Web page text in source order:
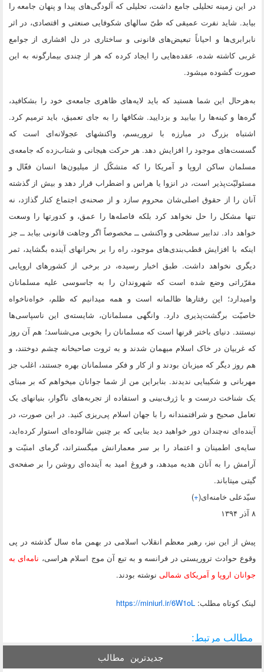
در این زمینه تحلیلی جامع داشت، تحلیلی که آلودگی‌های پیدا و پنهان جامعه را
بیابد. شاید نفرت عمیقی که طیّ سالهای شکوفایی صنعتی و اقتصادی، در اثر
نابرابری‌ها و احیاناً تبعیض‌های قانونی و ساختاری در دل اقشاری از جوامع
غربی کاشته شده، عقده‌هایی را ایجاد کرده که هر از چندی بیمارگونه به این
صورت گشوده میشود.
به‌هرحال این شما هستید که باید لایه‌های ظاهری جامعه‌ی خود را بشکافید،
گره‌ها و کینه‌ها را بیابید و بزدایید. شکافها را به جای تعمیق، باید ترمیم کرد.
اشتباه بزرگ در مبارزه با تروریسم، واکنشهای عجولانه‌‌ای است که
گسست‌های موجود را افزایش دهد. هر حرکت هیجانی و شتاب‌زده که جامعه‌ی
مسلمان ساکن اروپا و آمریکا را که متشکّل از میلیون‌ها انسان فعّال و
مسئولیّت‌پذیر است، در انزوا یا هراس و اضطراب قرار دهد و بیش از گذشته
آنان را از حقوق اصلی‌شان محروم سازد و از صحنه‌ی اجتماع کنار گذارَد، نه
تنها مشکل را حل نخواهد کرد بلکه فاصله‌ها را عمق، و کدورتها را وسعت
خواهد داد. تدابیر سطحی و واکنشی ــ مخصوصاً اگر وجاهت قانونی بیابد ــ جز
اینکه با افزایش قطب‌بندی‌های موجود، راه را بر بحرانهای آینده بگشاید، ثمر
دیگری نخواهد داشت. طبق اخبار رسیده، در برخی از کشورهای اروپایی
مقرّراتی وضع شده است که شهروندان را به جاسوسی علیه مسلمانان
وامیدارد؛ این رفتارها ظالمانه است و همه میدانیم که ظلم، خواه‌ناخواه
خاصیّت برگشت‌پذیری دارد. وانگهی مسلمانان، شایسته‌ی این ناسپاسی‌ها
نیستند. دنیای باختر قرنها است که مسلمانان را بخوبی می‌شناسد؛ هم آن روز
که غربیان در خاک اسلام میهمان شدند و به ثروت صاحبخانه چشم دوختند، و
هم روز دیگر که میزبان بودند و از کار و فکر مسلمانان بهره جستند، اغلب جز
مهربانی و شکیبایی ندیدند. بنابراین من از شما جوانان میخواهم که بر مبنای
یک شناخت درست و با ژرف‌بینی و استفاده از تجربه‌های ناگوار، بنیانهای یک
تعامل صحیح و شرافتمندانه را با جهان اسلام پی‌ریزی کنید. در این صورت، در
آینده‌ای نه‌چندان دور خواهید دید بنایی که بر چنین شالوده‌ای استوار کرده‌اید،
سایه‌ی اطمینان و اعتماد را بر سر معمارانش میگستراند، گرمای امنیّت و
آرامش را به آنان هدیه میدهد، و فروغ امید به آینده‌ای روشن را بر صفحه‌ی
گیتی میتاباند.
سیّدعلی خامنه‌ای(+
)
۸ آذر ۱۳۹۴
پیش از این نیز، رهبر معظم انقلاب اسلامی در بهمن ماه سال گذشته در پی
وقوع حوادث تروریستی در فرانسه و به تبع آن موج اسلام هراسی، نامه‌ای به
جوانان اروپا و آمریکای شمالی نوشته بودند.
لينک کوتاه مطلب:https://miniurl.ir/6W1oL
مطالب مرتبط:
جدیدترین مطالب